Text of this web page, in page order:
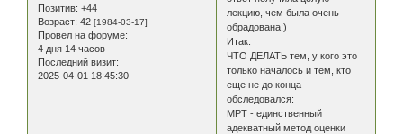
Позитив: +44
Возраст: 42 [1984-03-17]
Провел на форуме:
4 дня 14 часов
Последний визит:
2025-04-01 18:45:30
лекцию, чем была очень
обрадована:)
Итак:
ЧТО ДЕЛАТЬ тем, у кого это
только началось и тем, кто
еще не до конца
обследовался:
МРТ - единственный
адекватный метод оценки